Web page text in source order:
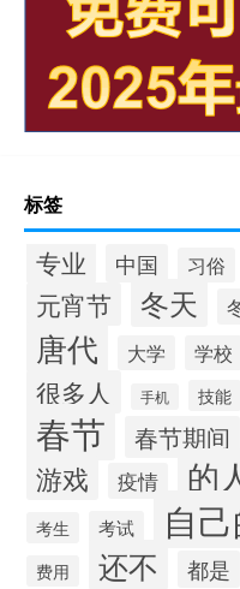
标签
专业 中国 习俗
元宵节 冬天
唐代 大学 学校
很多人 手机 技能
春节 春节期间
游戏 疫情 的
考生 考试 自
费用 还不 都是